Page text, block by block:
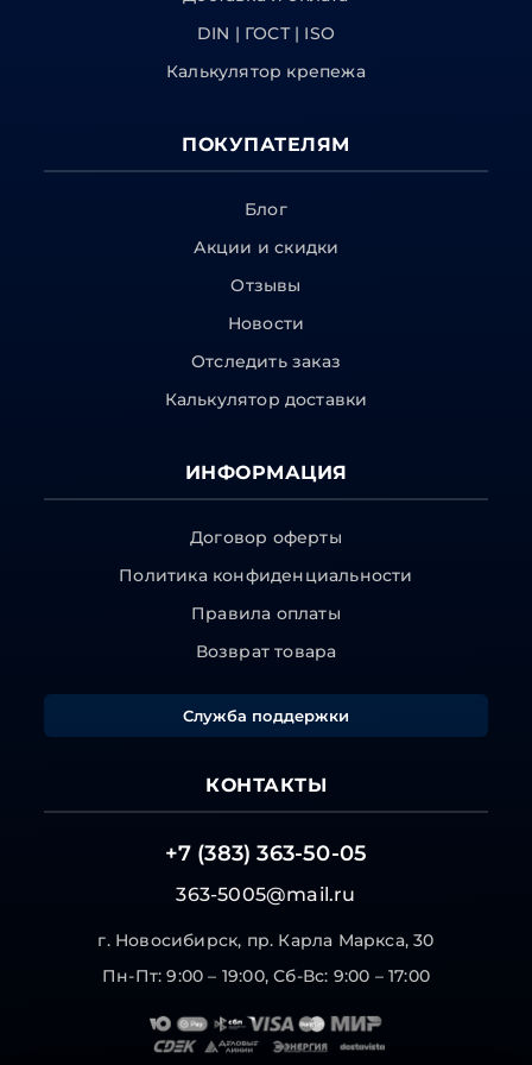
DIN | ГОСТ | ISO
Калькулятор крепежа
ПОКУПАТЕЛЯМ
Блог
Акции и скидки
Отзывы
Новости
Отследить заказ
Калькулятор доставки
ИНФОРМАЦИЯ
Договор оферты
Политика конфиденциальности
Правила оплаты
Возврат товара
Служба поддержки
КОНТАКТЫ
+7 (383) 363-50-05
363-5005@mail.ru
г. Новосибирск, пр. Карла Маркса, 30
Пн-Пт: 9:00 – 19:00, Сб-Вс: 9:00 – 17:00